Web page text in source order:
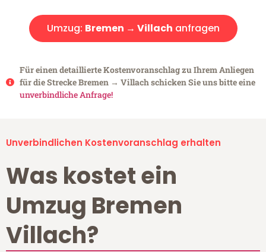
Umzug: Bremen → Villach anfragen
Für einen detaillierte Kostenvoranschlag zu Ihrem Anliegen
für die Strecke Bremen → Villach schicken Sie uns bitte eine
unverbindliche Anfrage!
Unverbindlichen Kostenvoranschlag erhalten
Was kostet ein
Umzug Bremen
Villach?